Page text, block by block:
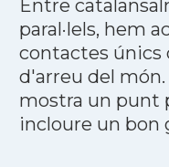
Entre
paral·lels, hem
contactes únics
d'arreu del
mostra un punt
incloure un bon